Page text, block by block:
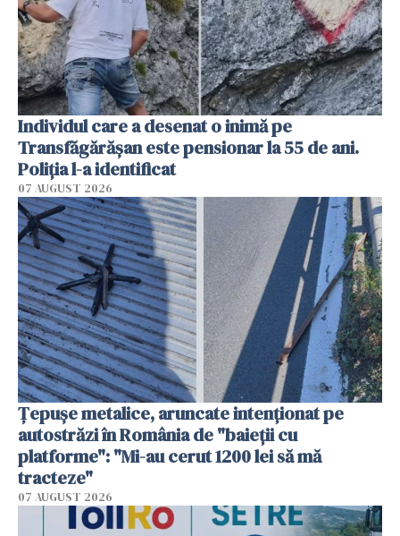
Individul care a desenat o inimă pe
Transfăgărășan este pensionar la 55 de ani.
Poliția l-a identificat
07 AUGUST 2026
Țepușe metalice, aruncate intenționat pe
autostrăzi în România de "baieții cu
platforme": "Mi-au cerut 1200 lei să mă
tracteze"
07 AUGUST 2026